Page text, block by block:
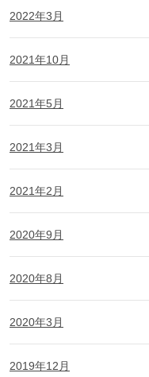
2022年3月
2021年10月
2021年5月
2021年3月
2021年2月
2020年9月
2020年8月
2020年3月
2019年12月